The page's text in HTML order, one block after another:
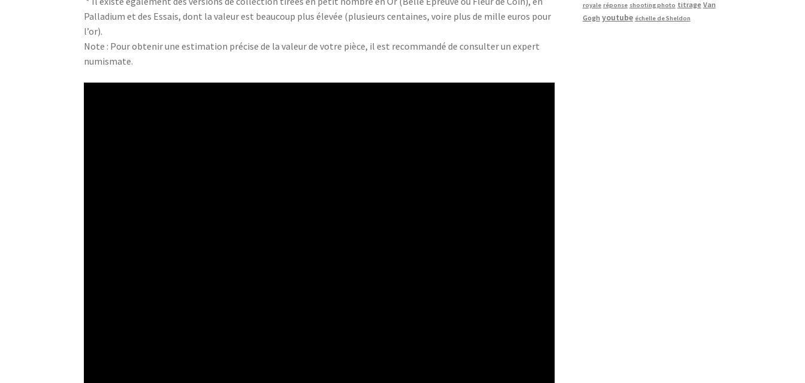
Palladium et des Essais, dont la valeur est beaucoup plus élevée (plusieurs centaines, voire plus de mille euros pour
l’or).
Note : Pour obtenir une estimation précise de la valeur de votre pièce, il est recommandé de consulter un expert
numismate.
royale réponse shooting photo titrage Van
Gogh youtube échelle de Sheldon